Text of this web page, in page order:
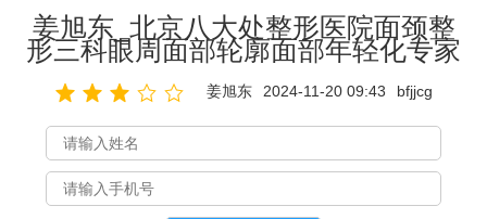
姜旭东_北京八大处整形医院面颈整
形三科眼周面部轮廓面部年轻化专家
姜旭东 2024-11-20 09:43 bfjjcg